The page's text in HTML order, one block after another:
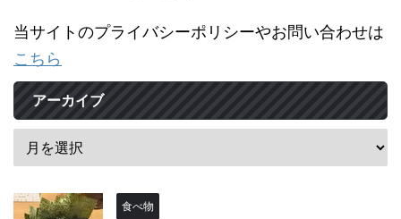
当サイトのプライバシーポリシーやお問い合わせは
こちら
アーカイブ
食べ物